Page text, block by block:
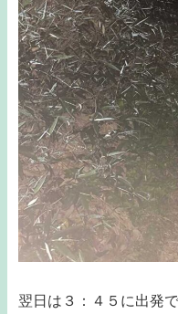
翌日は３：４５に出発で